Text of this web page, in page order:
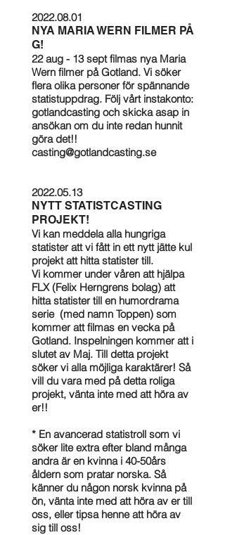
2022.08.01
NYA MARIA WERN FILMER PÅ
G!
22 aug - 13 sept filmas nya Maria
Wern filmer på Gotland. Vi söker
flera olika personer för spännande
statistuppdrag. Följ vårt instakonto:
gotlandcasting och skicka asap in
ansökan om du inte redan hunnit
göra det!!
casting@gotlandcasting.se
2022.05.13
NYTT STATISTCASTING
PROJEKT!
Vi kan meddela alla hungriga
statister att vi fått in ett nytt jätte kul
projekt att hitta statister till.
Vi kommer under våren att hjälpa
FLX (Felix Herngrens bolag) att
hitta statister till en humordrama
serie (med namn Toppen) som
kommer att filmas en vecka på
Gotland. Inspelningen kommer att i
slutet av Maj. Till detta projekt
söker vi alla möjliga karaktärer! Så
vill du vara med på detta roliga
projekt, vänta inte med att höra av
er!!
* En avancerad statistroll som vi
söker lite extra efter bland många
andra är en kvinna i 40-50års
åldern som pratar norska. Så
känner du någon norsk kvinna på
ön, vänta inte med att höra av er till
oss, eller tipsa henne att höra av
sig till oss!